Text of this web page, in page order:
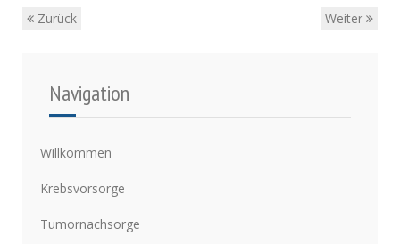
Zurück
Weiter
Navigation
Willkommen
Krebsvorsorge
Tumornachsorge